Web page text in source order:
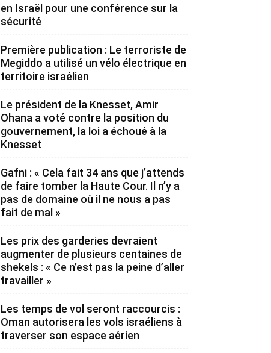
en Israël pour une conférence sur la
sécurité
Première publication : Le terroriste de
Megiddo a utilisé un vélo électrique en
territoire israélien
Le président de la Knesset, Amir
Ohana a voté contre la position du
gouvernement, la loi a échoué à la
Knesset
Gafni : « Cela fait 34 ans que j’attends
de faire tomber la Haute Cour. Il n’y a
pas de domaine où il ne nous a pas
fait de mal »
Les prix des garderies devraient
augmenter de plusieurs centaines de
shekels : « Ce n’est pas la peine d’aller
travailler »
Les temps de vol seront raccourcis :
Oman autorisera les vols israéliens à
traverser son espace aérien